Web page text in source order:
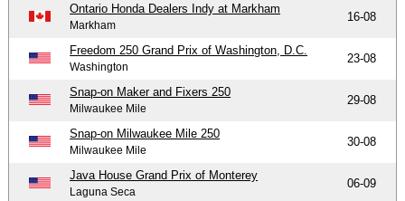
Ontario Honda Dealers Indy at Markham
Markham
16-08
Freedom 250 Grand Prix of Washington, D.C.
Washington
23-08
Snap-on Maker and Fixers 250
Milwaukee Mile
29-08
Snap-on Milwaukee Mile 250
Milwaukee Mile
30-08
Java House Grand Prix of Monterey
Laguna Seca
06-09